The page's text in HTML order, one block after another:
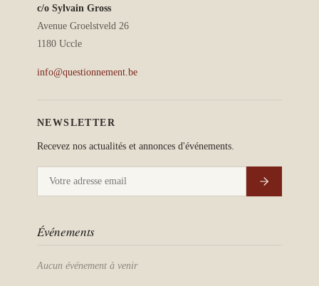
c/o Sylvain Gross
Avenue Groelstveld 26
1180 Uccle
info@questionnement.be
NEWSLETTER
Recevez nos actualités et annonces d'événements.
Événements
Aucun événement à venir